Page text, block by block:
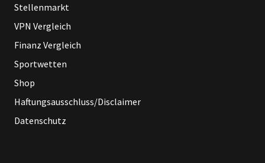
Stellenmarkt
VPN Vergleich
Finanz Vergleich
Sportwetten
Shop
Haftungsausschluss/Disclaimer
Datenschutz